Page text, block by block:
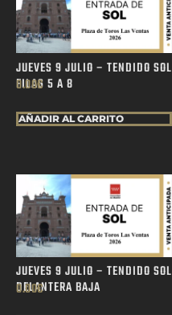
JUEVES 9 JULIO – TENDIDO SOL
FILAS 5 A 8
0.00€
AÑADIR AL CARRITO
JUEVES 9 JULIO – TENDIDO SOL
DELANTERA BAJA
0.00€